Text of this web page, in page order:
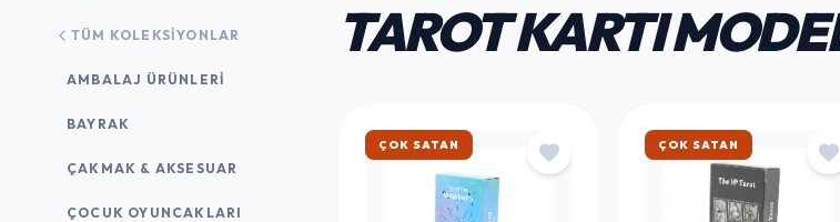
TÜM KOLEKSIYONLAR
AMBALAJ ÜRÜNLERI
BAYRAK
ÇAKMAK & AKSESUAR
ÇOCUK OYUNCAKLARI
TAROT KARTI
HIZLI KARGO HIZLI KARGO